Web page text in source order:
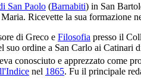
San Paolo (Barnabiti) in San
Ricevette la sua formazione
di Greco e Filosofia presso il
suo ordine a San Carlo ai Catinari
conosciuto e apprezzato come
nel 1865. Fu il principale